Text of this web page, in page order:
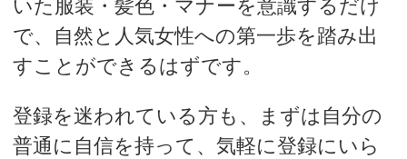
いた服装・髪色・マナーを意識するだけ
で、自然と人気女性への第一歩を踏み出
すことができるはずです。
登録を迷われている方も、まずは自分の
普通に自信を持って、気軽に登録にいら